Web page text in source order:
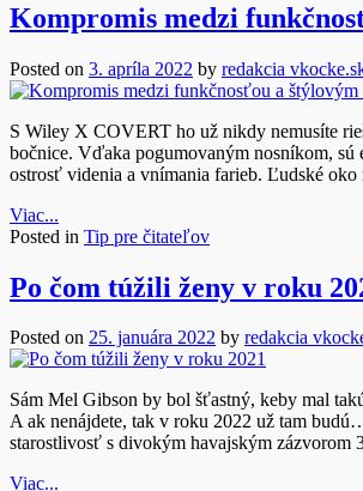
Kompromis medzi
Posted on 3. apríla 2022 by redakcia
S Wiley X COVERT ho už nikdy nemusíte
bočnice. Vďaka pogumovaným nosníkom,
ostrosť videnia a vnímania farieb. Ľudské
Viac...
Posted in Tip pre čitateľov
Po čom túžili ženy v roku
Posted on 25. januára 2022 by redakcia
Sám Mel Gibson by bol šťastný, keby mal
A ak nenájdete, tak v roku 2022 už tam
starostlivosť s divokým havajským
Viac...